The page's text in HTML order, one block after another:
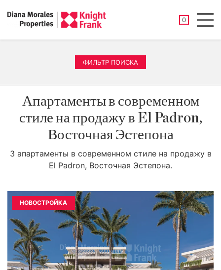
0
ФИЛЬТР ПОИСКА
Апартаменты в современном
стиле на продажу в El Padron,
Восточная Эстепона
3 апартаменты в современном стиле на продажу в
El Padron, Восточная Эстепона.
НОВОСТРОЙКА